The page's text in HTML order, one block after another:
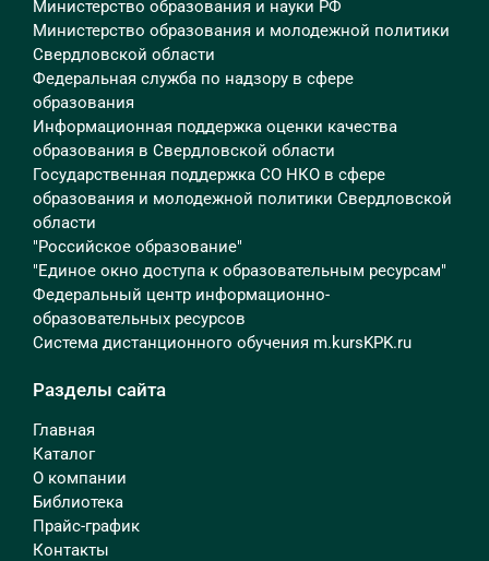
Министерство образования и науки РФ
Министерство образования и молодежной политики
Свердловской области
Федеральная служба по надзору в сфере
образования
Информационная поддержка оценки качества
образования в Свердловской области
Государственная поддержка СО НКО в сфере
образования и молодежной политики Свердловской
области
"Российское образование"
"Единое окно доступа к образовательным ресурсам"
Федеральный центр информационно-
образовательных ресурсов
Система дистанционного обучения m.kursKPK.ru
Разделы сайта
Главная
Каталог
О компании
Библиотека
Прайс-график
Контакты